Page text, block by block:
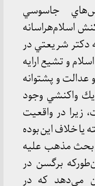
جاسوسي
اسلام‌هراسانه
دكتر شريعتي در
و تشيع ارايه
و پشتوانه
يك واكنشي وجود
زيرا در واقعيت
يا خلاف اين بوده
بحث مذهب عليه
برگسن در
مي‌دهد كه در